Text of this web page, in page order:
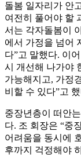
돌봄 일자리가 안
여전히 풀어야 할
서는 각자돌봄이
에서 가정을 넘어
다”고 말했다. 이
시 개선해 나가야
가능해지고, 가정
비할 수 있다”고
중장년층이 떠안
다. 조 회장은 “중
어려움을 동시에
후까지 걱정해야